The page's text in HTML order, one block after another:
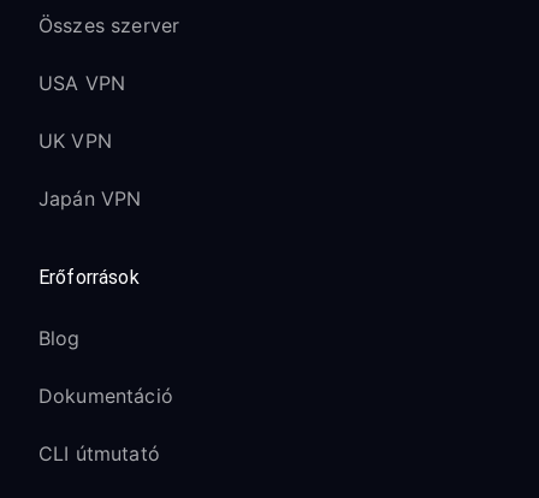
Összes szerver
USA VPN
UK VPN
Japán VPN
Erőforrások
Blog
Dokumentáció
CLI útmutató